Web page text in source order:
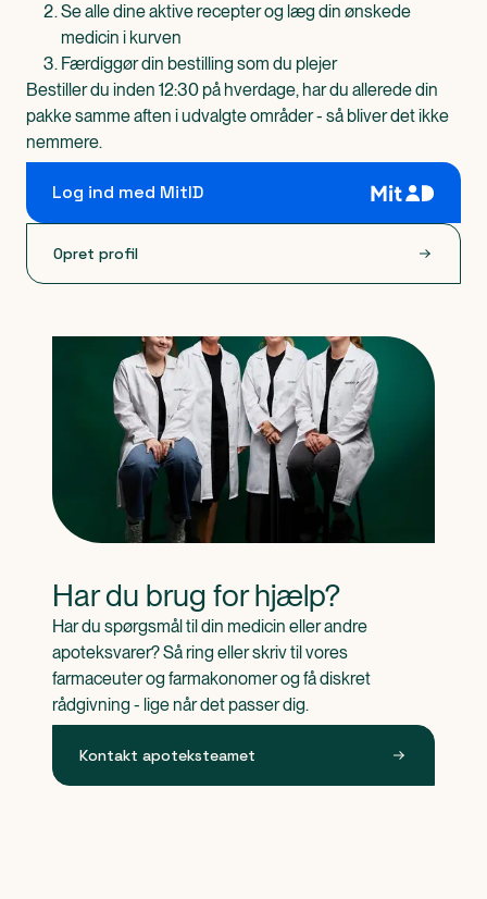
Se alle dine aktive recepter og læg din ønskede
medicin i kurven
Færdiggør din bestilling som du plejer
Bestiller du inden 12:30 på hverdage, har du allerede din
pakke samme aften i udvalgte områder - så bliver det ikke
nemmere.
Log ind med MitID
Opret profil
Har du brug for hjælp?
Har du spørgsmål til din medicin eller andre
apoteksvarer? Så ring eller skriv til vores
farmaceuter og farmakonomer og få diskret
rådgivning - lige når det passer dig.
Kontakt apoteksteamet